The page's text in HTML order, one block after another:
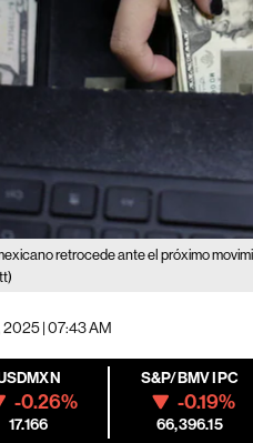
retrocede ante el próximo
2025 | 07:43 AM
-0.26%
17.166
S&P/BMV IPC
-0.19%
66,396.15